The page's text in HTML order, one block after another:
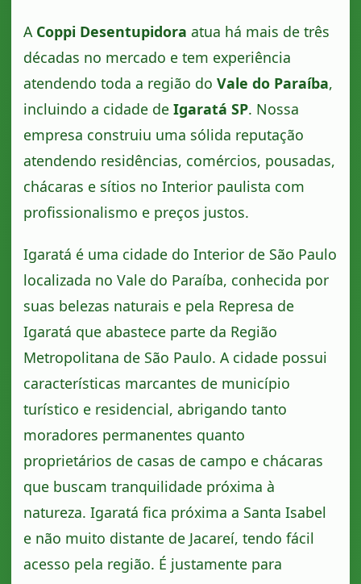
A Coppi Desentupidora atua há mais de três
décadas no mercado e tem experiência
atendendo toda a região doVale do Paraíba,
incluindo a cidade deIgaratá SP. Nossa
empresa construiu uma sólida reputação
atendendo residências, comércios, pousadas,
chácaras e sítios no Interior paulista com
profissionalismo e preços justos.
Igaratá é uma cidade do Interior de São Paulo
localizada no Vale do Paraíba, conhecida por
suas belezas naturais e pela Represa de
Igaratá que abastece parte da Região
Metropolitana de São Paulo. A cidade possui
características marcantes de município
turístico e residencial, abrigando tanto
moradores permanentes quanto
proprietários de casas de campo e chácaras
que buscam tranquilidade próxima à
natureza. Igaratá fica próxima a Santa Isabel
e não muito distante de Jacareí, tendo fácil
acesso pela região. É justamente para